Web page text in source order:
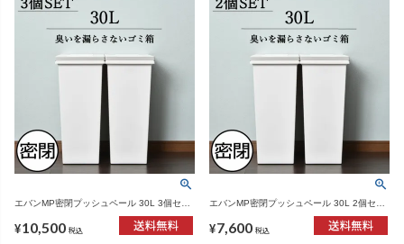
エバンMP密閉プッシュペール 30L 3個セッ
ト | ゴミ箱・インテリア雑貨
¥10,500 税込
エバンMP密閉プッシュペール 30L 2個セッ
ト | ゴミ箱・インテリア雑貨
¥7,600 税込